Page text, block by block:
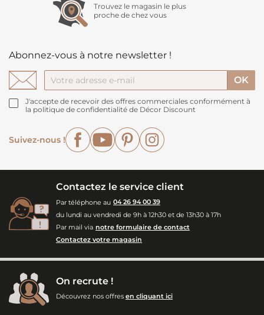
Trouvez le magasin le plus
proche de chez vous
Abonnez-vous à notre newsletter !
J'accepte de recevoir des offres commerciales conformément à
la politique de confidentialité de Décor Discount
Suivez-nous !
FacebookYouTubePinterest
Contactez le service client
Par téléphone au 04 26 94 00 39
du lundi au vendredi de 9h à 12h30 et de 13h30 à 17h
Par mail via notre formulaire de contact
Contactez votre magasin
On recrute !
Découvrez nos offres en cliquant ici